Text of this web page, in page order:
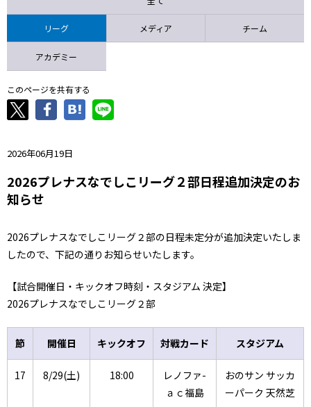
リーグ メディア チーム
アカデミー
このページを共有する
2026年06月19日
2026プレナスなでしこリーグ２部日程追加決定のお
知らせ
2026プレナスなでしこリーグ２部の日程未定分が追加決定いたしま
したので、下記の通りお知らせいたします。
【試合開催日・キックオフ時刻・スタジアム 決定】
2026プレナスなでしこリーグ２部
節 開催日 キックオフ 対戦カード スタジアム
17 8/29(土) 18:00
レノファ-
ａｃ福島
おのサン サッカ
ーパーク 天然芝